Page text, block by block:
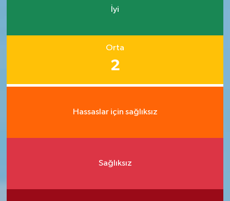
İyi
Orta
2
Hassaslar için sağlıksız
Sağlıksız